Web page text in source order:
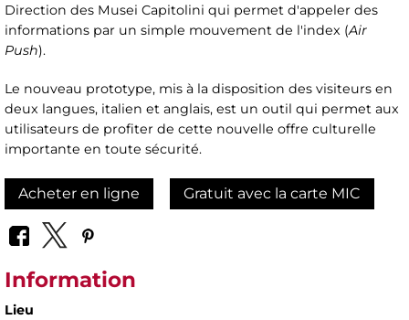
Direction des Musei Capitolini qui permet d'appeler des
informations par un simple mouvement de l'index (Air
Push).
Le nouveau prototype, mis à la disposition des visiteurs en
deux langues, italien et anglais, est un outil qui permet aux
utilisateurs de profiter de cette nouvelle offre culturelle
importante en toute sécurité.
Acheter en ligne Gratuit avec la carte MIC
Information
Lieu